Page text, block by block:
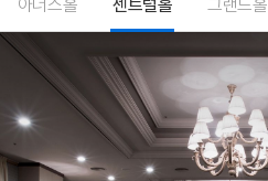
아너스홀 센트럴홀 그랜드홀